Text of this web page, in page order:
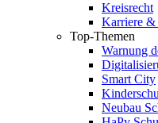
Kreisrecht
Karriere &
Top-Themen
Warnung
Smart City
Neubau